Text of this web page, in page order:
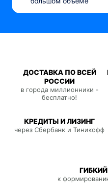
ДОСТАВКА ПО ВСЕЙ
РОССИИ
в города миллионники -
бесплатно!
КРЕДИТЫ И ЛИЗИНГ
через Сбербанк и Тиникофф
к